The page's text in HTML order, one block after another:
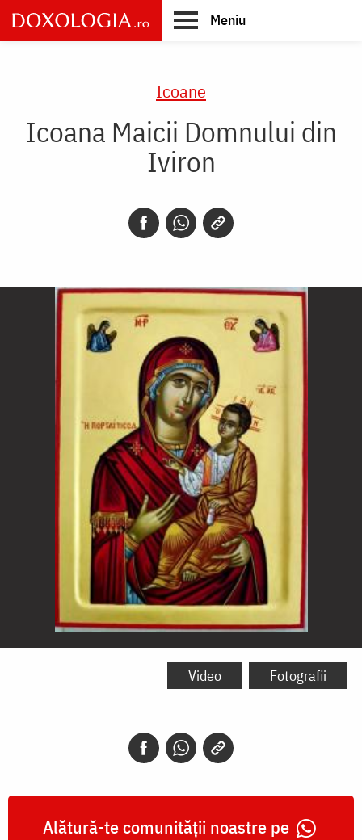
Skip
to
main
Meniu
Icoane
Icoana Maicii Domnului din
Iviron
Icoana
Video Fotografii
Alătură-te comunității noastre pe